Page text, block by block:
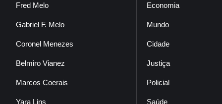
Fred Melo
Gabriel F. Melo
Coronel Menezes
Belmiro Vianez
Marcos Coerais
Yara Lins
Economia
Mundo
Cidade
Justiça
Policial
Saúde